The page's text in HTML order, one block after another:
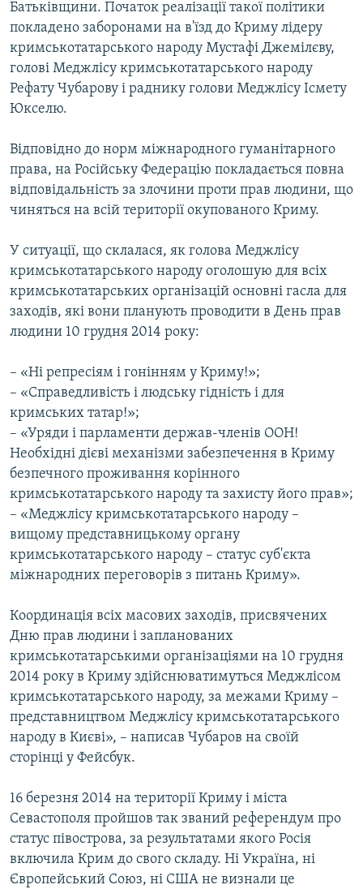
Батьківщини. Початок реалізації такої політики
покладено заборонами на в'їзд до Криму лідеру
кримськотатарського народу Мустафі Джемілєву,
голові Меджлісу кримськотатарського народу
Рефату Чубарову і раднику голови Меджлісу Ісмету
Юкселю.
Відповідно до норм міжнародного гуманітарного
права, на Російську Федерацію покладається повна
відповідальність за злочини проти прав людини, що
чиняться на всій території окупованого Криму.
У ситуації, що склалася, як голова Меджлісу
кримськотатарського народу оголошую для всіх
кримськотатарських організацій основні гасла для
заходів, які вони планують проводити в День прав
людини 10 грудня 2014 року:
– «Ні репресіям і гонінням у Криму!»;
– «Справедливість і людську гідність і для
кримських татар!»;
– «Уряди і парламенти держав-членів ООН!
Необхідні дієві механізми забезпечення в Криму
безпечного проживання корінного
кримськотатарського народу та захисту його прав»;
– «Меджлісу кримськотатарського народу –
вищому представницькому органу
кримськотатарського народу – статус суб'єкта
міжнародних переговорів з питань Криму».
Координація всіх масових заходів, присвячених
Дню прав людини і запланованих
кримськотатарськими організаціями на 10 грудня
2014 року в Криму здійснюватимуться Меджлісом
кримськотатарського народу, за межами Криму –
представництвом Меджлісу кримськотатарського
народу в Києві», – написав Чубаров на своїй
сторінці у Фейсбук.
16 березня 2014 на території Криму і міста
Севастополя пройшов так званий референдум про
статус півострова, за результатами якого Росія
включила Крим до свого складу. Ні Україна, ні
Європейський Союз, ні США не визнали це